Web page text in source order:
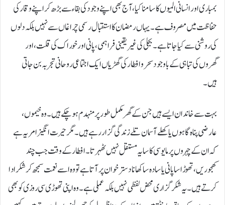
بمباری اور انسانی المیوں کا سامنا کیا، آج بھی اپنے وجود کی بقاء سے بڑھ کر اپنے وقار کی
حفاظت میں مصروف ہے۔ یہاں رمضان کا استقبال رسمی چراغاں سے نہیں بلکہ دلوں
کی روشنی سے کیا جاتا ہے۔ بجلی کی غیر یقینی فراہمی، پانی اور خوراک کی قلت، اور
گھروں کی تباہی کے باوجود سحر و افطار کی گھڑیاں ایک اجتماعی روحانی تجربہ بن جاتی
ہیں۔
بہت سے خاندان ایسے ہیں جن کے گھر مکمل طور پر منہدم ہو چکے ہیں۔ وہ خیموں،
عارضی پناہ گاہوں یا کھلے آسمان تلے زندگی گزار رہے ہیں۔ مگر حیرت انگیز امر یہ ہے
کہ ان کے چہروں پر مایوسی کا سایہ مستقل نہیں ٹھہرتا۔ افطار کے وقت جب چند
کھجوریں، تھوڑا سا پانی یا سادہ سا کھانا دسترخوان پر آتا ہے تو وہ اسے نعمت سمجھ کر شکر ادا
کرتے ہیں۔ یہ شکرگزاری محض لفظی نہیں بلکہ عملی ہے۔ وہ اپنی تھوڑی سی روزی کو بھی